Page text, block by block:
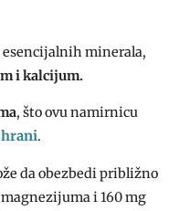
minerala,
i kalcijum.
, što ovu namirnicu
.
da obezbedi približno
magnezijuma i 160 mg